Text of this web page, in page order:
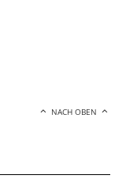
NACH OBEN